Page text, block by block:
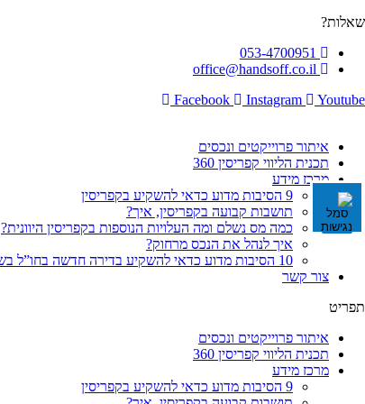
דלג
שאלות?
053-4700951
office@handsoff.co.il
Facebook
Instagram Youtube
איתור פרוייקטים ונכסים
תכנית הליווי קפריסין 360
מרכז מידע
9 הסיבות מדוע כדאי להשקיע בקפריסין
תושבות קבועה בקפריסין, איך?
כמה מס נשלם ומה העלויות הנוספות בקפריסין היוונית?
איך לנהל את הנכס מרחוק?
10 הסיבות מדוע כדאי להשקיע בדירה חדשה בחו”ל בשלב הפריסייל
צור קשר
תפריט
איתור פרוייקטים ונכסים
תכנית הליווי קפריסין 360
מרכז מידע
9 הסיבות מדוע כדאי להשקיע בקפריסין